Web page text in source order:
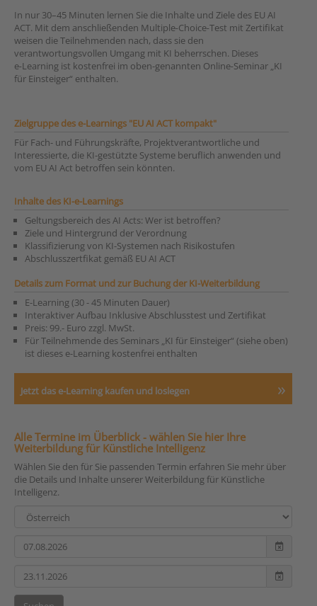
In nur 30–45 Minuten lernen Sie die Inhalte und Ziele des EU AI
ACT. Mit dem anschließenden Multiple‑Choice‑Test mit Zertifikat
weisen die Teilnehmenden nach, dass sie den
verantwortungsvollen Umgang mit KI beherrschen. Dieses
e‑Learning ist kostenfrei im oben-genannten Online‑Seminar „KI
für Einsteiger“ enthalten.
Zielgruppe des e-Learnings "EU AI ACT kompakt"
Für Fach- und Führungskräfte, Projektverantwortliche und
Interessierte, die KI-gestützte Systeme beruflich anwenden und
vom EU AI Act betroffen sein könnten.
Inhalte des KI-e-Learnings
Geltungsbereich des AI Acts: Wer ist betroffen?
Ziele und Hintergrund der Verordnung
Klassifizierung von KI-Systemen nach Risikostufen
Abschlusszertfikat gemäß EU AI ACT
Details zum Format und zur Buchung der KI-Weiterbildung
E-Learning (30 - 45 Minuten Dauer)
Interaktiver Aufbau Inklusive Abschlusstest und Zertifikat
Preis: 99.- Euro zzgl. MwSt.
Für Teilnehmende des Seminars „KI für Einsteiger“ (siehe oben)
ist dieses e-Learning kostenfrei enthalten
Jetzt das e-Learning kaufen und loslegen
Alle Termine im Überblick - wählen Sie hier Ihre
Weiterbildung für Künstliche Intelligenz
Wählen Sie den für Sie passenden Termin erfahren Sie mehr über
die Details und Inhalte unserer Weiterbildung für Künstliche
Intelligenz.